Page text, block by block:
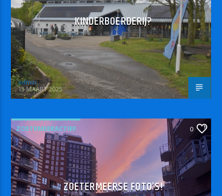
KINDERBOERDERIJ?
admin
15 MAART 2025
ZOETRMEERACTIEF 0
ZOETERMEERSE FOTO’S!